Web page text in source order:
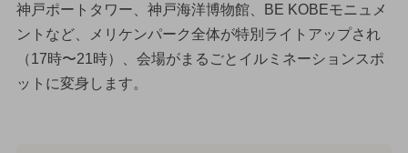
神戸ポートタワー、神戸海洋博物館、BE KOBEモニュメ
ントなど、メリケンパーク全体が特別ライトアップされ
（17時〜21時）、会場がまるごとイルミネーションスポ
ットに変身します。